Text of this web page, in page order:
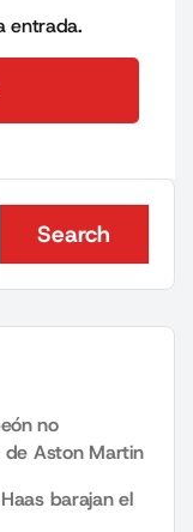
entrada.
Search
Search
no
de Aston Martin
barajan el